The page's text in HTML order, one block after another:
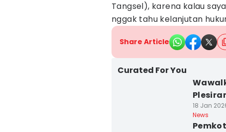
Tangsel), karena kalau
nggak tahu kelanjutan
Share Article
Curated For You
18 Jan
News